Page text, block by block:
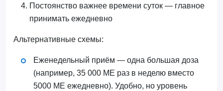
Постоянство важнее времени суток — главное
принимать ежедневно
Альтернативные схемы:
Еженедельный приём — одна большая доза
(например, 35 000 МЕ раз в неделю вместо
5000 МЕ ежедневно). Удобно, но уровень